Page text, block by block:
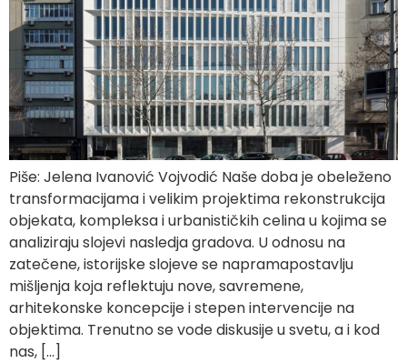
Piše: Jelena Ivanović Vojvodić Naše doba je obeleženo
transformacijama i velikim projektima rekonstrukcija
objekata, kompleksa i urbanističkih celina u kojima se
analiziraju slojevi nasledja gradova. U odnosu na
zatečene, istorijske slojeve se napramapostavlju
mišljenja koja reflektuju nove, savremene,
arhitekonske koncepcije i stepen intervencije na
objektima. Trenutno se vode diskusije u svetu, a i kod
nas, […]